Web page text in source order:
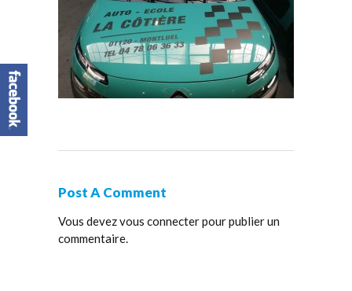
Post A Comment
Vous devezvous connecterpour publier un
commentaire.